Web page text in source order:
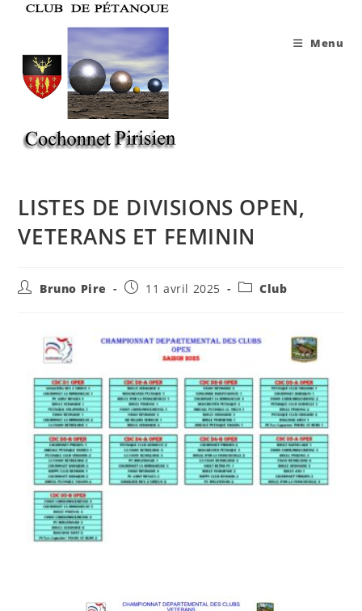
Menu
LISTES DE DIVISIONS OPEN,
VETERANS ET FEMININ
Auteur/autrice
publication :
Bruno Pire
Publication
11 avril 2025
PostClub